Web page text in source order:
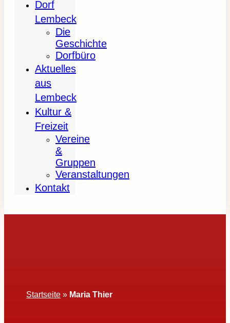
Dorf
Lembeck
Die
Geschichte
Dorfbüro
Aktuelles
aus
Lembeck
Kultur &
Freizeit
Vereine
&
Gruppen
Veranstaltungen
Kontakt
Startseite » Maria Thier